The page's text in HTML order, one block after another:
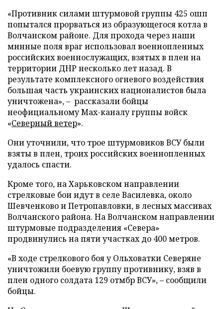
«Противник силами штурмовой группы 425 ошп
попытался прорваться из образующегося котла в
Волчанском районе. Для прохода через наши
минные поля враг использовал военнопленных
российских военнослужащих, взятых в плен на
территории ДНР несколько лет назад. В
результате комплексного огневого воздействия
большая часть украинских националистов была
уничтожена», – рассказали бойцы
неофициальному Max-каналу группы войск
«Северный ветер».
Они уточнили, что трое штурмовиков ВСУ были
взяты в плен, троих российских военнопленных
удалось спасти.
Кроме того, на Харьковском направлении
стрелковые бои идут в селе Василевка, около
Шевченково и Петропавловки, в лесных массивах
Волчанского района. На Волчанском направлении
штурмовые подразделения «Севера»
продвинулись на пяти участках до 400 метров.
«В ходе стрелкового боя у Ольховатки Северяне
уничтожили боевую группу противнику, взяв в
плен одного солдата 129 отмбр ВСУ», – сообщили
бойцы.